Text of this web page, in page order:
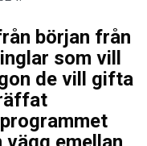
början från
som vill
de vill gifta